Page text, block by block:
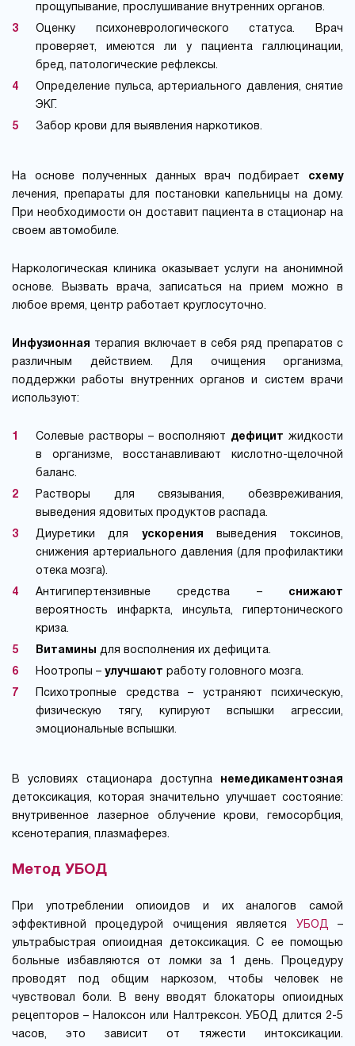
прощупывание, прослушивание внутренних органов.
Оценку психоневрологического статуса. Врач
проверяет, имеются ли у пациента галлюцинации,
бред, патологические рефлексы.
Определение пульса, артериального давления, снятие
ЭКГ.
Забор крови для выявления наркотиков.
На основе полученных данных врач подбирает схему
лечения, препараты для постановки капельницы на дому.
При необходимости он доставит пациента в стационар на
своем автомобиле.
Наркологическая клиника оказывает услуги на анонимной
основе. Вызвать врача, записаться на прием можно в
любое время, центр работает круглосуточно.
Инфузионная
терапия включает в себя ряд препаратов с
различным действием. Для очищения организма,
поддержки работы внутренних органов и систем врачи
используют:
Солевые растворы – восполняют дефицит жидкости
в организме, восстанавливают кислотно-щелочной
баланс.
Растворы для связывания, обезвреживания,
выведения ядовитых продуктов распада.
Диуретики для ускорения
выведения токсинов,
снижения артериального давления (для профилактики
отека мозга).
Антигипертензивные средства – снижают
вероятность инфаркта, инсульта, гипертонического
криза.
Витамины для восполнения их дефицита.
Ноотропы – улучшают работу головного мозга.
Психотропные средства – устраняют психическую,
физическую тягу, купируют вспышки агрессии,
эмоциональные вспышки.
В условиях стационара доступна
немедикаментозная
детоксикация, которая значительно улучшает состояние:
внутривенное лазерное облучение крови, гемосорбция,
ксенотерапия, плазмаферез.
Метод УБОД
При употреблении опиоидов и их аналогов самой
эффективной процедурой очищения является
УБОД –
ультрабыстрая опиоидная детоксикация. С ее помощью
больные избавляются от ломки за 1 день. Процедуру
проводят под общим наркозом, чтобы человек не
чувствовал боли. В вену вводят блокаторы опиоидных
рецепторов – Налоксон или Налтрексон. УБОД длится 2-5
часов, это зависит от тяжести интоксикации.